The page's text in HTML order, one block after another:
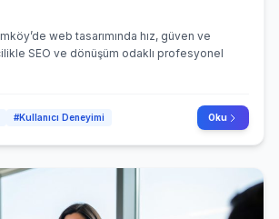
web tasarımında hız, güven ve
SEO ve dönüşüm odaklı profesyonel
#Kullanıcı Deneyimi Oku